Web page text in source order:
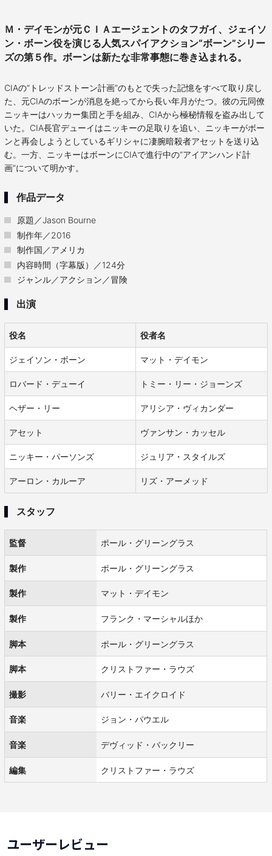
Ｍ・デイモンが元ＣＩＡエージェントのタフガイ、ジェイソ
ン・ボーン役を演じる人気スパイアクション“ボーン”シリー
ズの第５作。ボーンは新たな非常事態に巻き込まれる。
CIAの“トレッドストーン計画”のもとで失った記憶をすべて取り戻し
た、元CIAのボーンが消息を絶ってから長い年月がたつ。彼の元同僚
ニッキーはハッカー集団と手を組み、CIAから極秘情報を盗み出して
いた。CIA長官デューイはニッキーの足取りを追い、ニッキーがボー
ンと再会しようとしているギリシャに凄腕暗殺者アセットを送り込
む。一方、ニッキーはボーンにCIAで進行中の“アイアンハンド計
画”について明かす。
作品データ
原題／Jason Bourne
制作年／2016
制作国／アメリカ
内容時間（字幕版）／124分
ジャンル／アクション／冒険
出演
役名 役者名
ジェイソン・ボーン マット・デイモン
ロバード・デューイ トミー・リー・ジョーンズ
ヘザー・リー アリシア・ヴィカンダー
アセット ヴァンサン・カッセル
ニッキー・パーソンズ ジュリア・スタイルズ
アーロン・カルーア リズ・アーメッド
スタッフ
監督 ポール・グリーングラス
製作 ポール・グリーングラス
製作 マット・デイモン
製作 フランク・マーシャルほか
脚本 ポール・グリーングラス
脚本 クリストファー・ラウズ
撮影 バリー・エイクロイド
音楽 ジョン・パウエル
音楽 デヴィッド・バックリー
編集 クリストファー・ラウズ
ユーザーレビュー